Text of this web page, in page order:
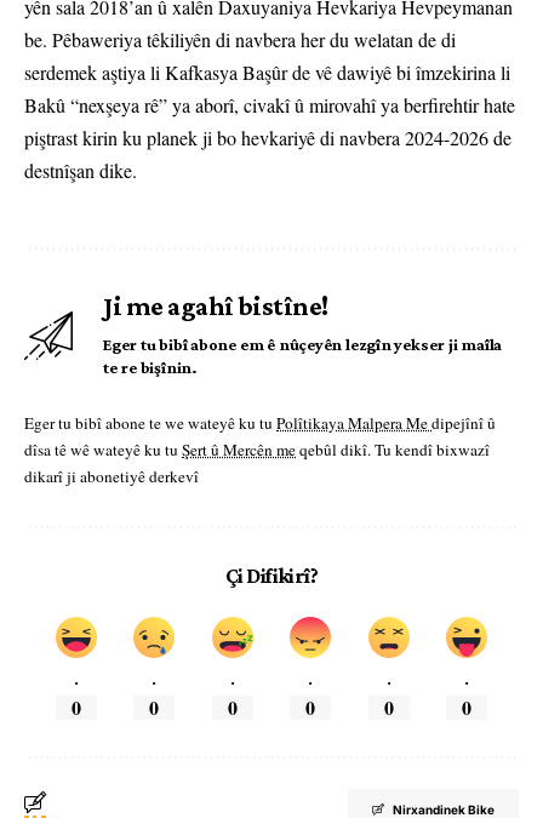
yên sala 2018’an û xalên Daxuyaniya Hevkariya Hevpeymanan
be. Pêbaweriya têkiliyên di navbera her du welatan de di
serdemek aştiya li Kafkasya Başûr de vê dawiyê bi îmzekirina li
Bakû “nexşeya rê” ya aborî, civakî û mirovahî ya berfirehtir hate
piştrast kirin ku planek ji bo hevkariyê di navbera 2024-2026 de
destnîşan dike.
Ji me agahî bistîne!
Eger tu bibî abone em ê nûçeyên lezgîn yekser ji maîla
te re bişînin.
Eger tu bibî abone te we wateyê ku tu Polîtikaya Malpera Medipejînî û
dîsa tê wê wateyê ku tu Şert û Mercên meqebûl dikî. Tu kendî bixwazî
dikarî ji abonetiyê derkevî
Çi Difikirî?
.
0
.
0
.
0
.
0
.
0
.
0
Nirxandinek Bike